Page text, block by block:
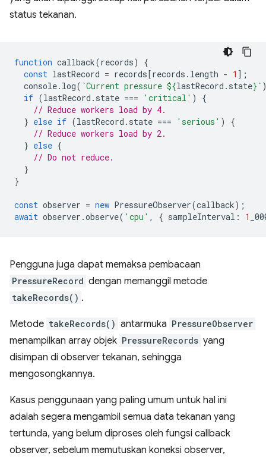
status tekanan.
function callback(records)
{
const lastRecord = records[records . length - 1 ];
console. log( `Current pressure ${lastRecord . state} `
if (lastRecord . state === 'critical' )
{
// Reduce workers load by 4.
} else if (lastRecord . state === 'serious' )
{
// Reduce workers load by 2.
} else {
// Do not reduce.
}
}
const observer = new PressureObserver(callback);
await observer .observe( 'cpu' , { sampleInterval : 1
Pengguna juga dapat memaksa pembacaan
PressureRecord dengan memanggil metode
takeRecords() .
Metode takeRecords() antarmuka PressureObserver
menampilkan array objek PressureRecords yang
disimpan di observer tekanan, sehingga
mengosongkannya.
Kasus penggunaan yang paling umum untuk hal ini
adalah segera mengambil semua data tekanan yang
tertunda, yang belum diproses oleh fungsi callback
observer, sebelum memutuskan koneksi observer,